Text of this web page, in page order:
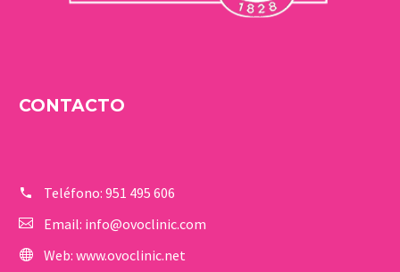
CONTACTO
Teléfono: 951 495 606
Email: info@ovoclinic.com
Web: www.ovoclinic.net